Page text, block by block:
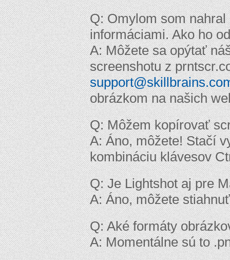
Q: Omylom som
informáciami. Ako ho
A: Môžete sa opýtať
screenshotu z
obrázkom na našich
Q: Môžem kopírovať
A: Áno, môžete! Stačí
kombináciu klávesov
Q: Je Lightshot aj pre
A: Áno, môžete
Q: Aké formáty
A: Momentálne sú to